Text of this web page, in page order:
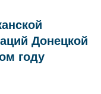
Донецкой
году